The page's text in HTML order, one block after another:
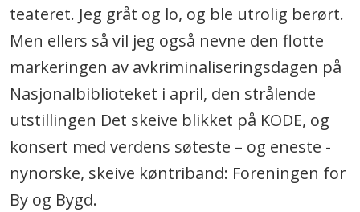
teateret. Jeg gråt og lo, og ble utrolig berørt.
Men ellers så vil jeg også nevne den flotte
markeringen av avkriminaliseringsdagen på
Nasjonalbiblioteket i april, den strålende
utstillingen Det skeive blikket på KODE, og
konsert med verdens søteste – og eneste -
nynorske, skeive køntriband: Foreningen for
By og Bygd.